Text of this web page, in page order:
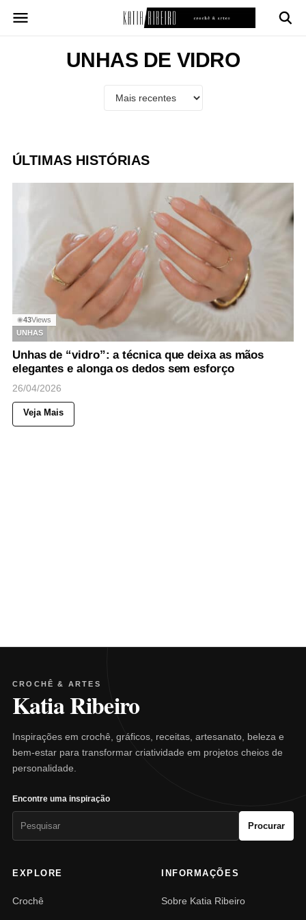
para
UNHAS DE VIDRO
ÚLTIMAS HISTÓRIAS
◉43Views
UNHAS
Unhas de “vidro”: a técnica que deixa as mãos
elegantes e alonga os dedos sem esforço
26/04/2026
Veja Mais
CROCHÊ & ARTES
Katia Ribeiro
Inspirações em crochê, gráficos, receitas, artesanato, beleza e
bem-estar para transformar criatividade em projetos cheios de
personalidade.
Encontre uma inspiração
Procurar
EXPLORE
Crochê
INFORMAÇÕES
Sobre Katia Ribeiro